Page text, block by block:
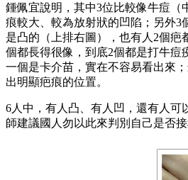
鍾佩宜說明，其中3位比較像牛痘（
痕較大、較為放射狀的凹陷；另外3
是凸的（上排右圖），也有人2個疤
個都長得很像，到底2個都是打牛痘
一個是卡介苗，實在不容易看出來
出明顯疤痕的位置。
6人中，有人凸、有人凹，還有人可
師建議國人勿以此來判別自己是否接